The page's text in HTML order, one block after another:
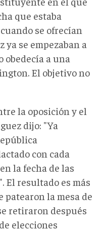
que estaba
se ofrecían
ya se empezaban a
obedecía a una
El objetivo no
la oposición y el
dijo: "Ya
con cada
la fecha de las
El resultado es más
patearon la mesa de
retiraron después
elecciones